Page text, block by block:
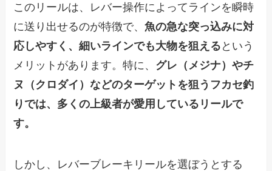
このリールは、レバー操作によってラインを瞬時
に送り出せるのが特徴で、魚の急な突っ込みに対
応しやすく、細いラインでも大物を狙える という
メリットがあります。特に、 グレ（メジナ）やチ
ヌ（クロダイ）などのターゲットを狙うフカセ釣
りでは、多くの上級者が愛用しているリールで
す。
しかし、レバーブレーキリールを選ぼうとする